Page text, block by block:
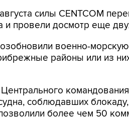
силы CENTCOM
и провели досмотр еще
военно-
районы или из
соблюдавших
более чем 50